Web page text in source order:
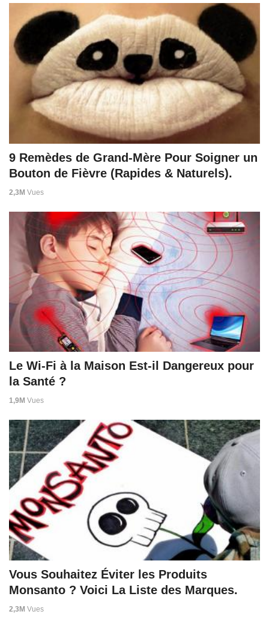
9 Remèdes de Grand-Mère Pour Soigner un
Bouton de Fièvre (Rapides & Naturels).
2,3M Vues
Le Wi-Fi à la Maison Est-il Dangereux pour
la Santé ?
1,9M Vues
Vous Souhaitez Éviter les Produits
Monsanto ? Voici La Liste des Marques.
2,3M Vues